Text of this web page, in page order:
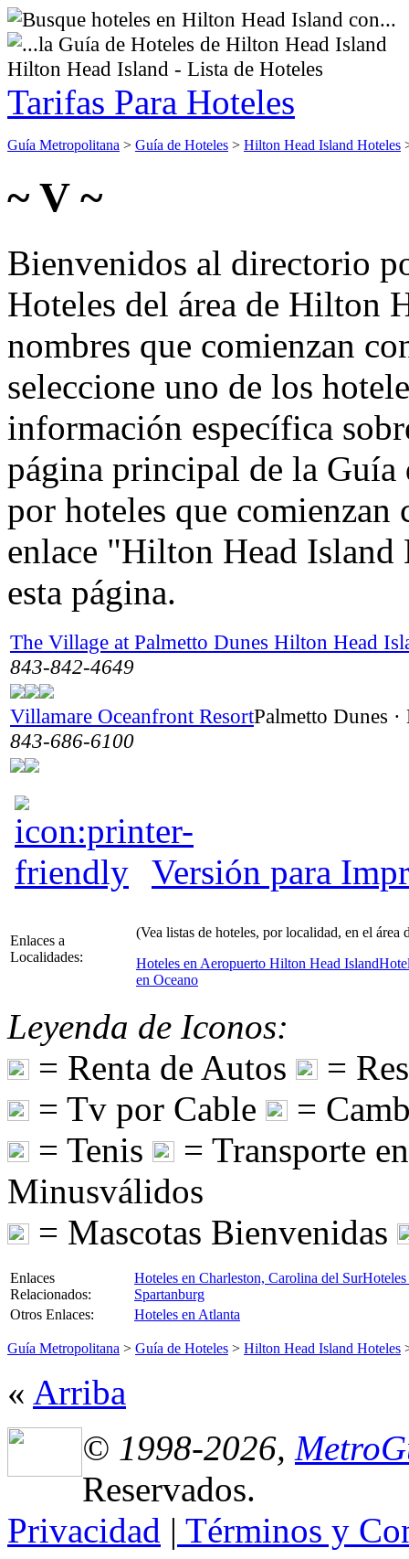
Hilton Head Island - Lista de Hoteles
Tarifas Para Hoteles
Guía Metropolitana > Guía de Hoteles > Hilton Head Island Hoteles
~ V ~
Bienvenidos al directorio
Hoteles del área de Hilton
nombres que comienzan
seleccione uno de los
información específica
página principal de la Guía
por hoteles que comienzan
enlace "Hilton Head
esta página.
The Village at Palmetto Dunes Hilton Head
843-842-4649
Villamare Oceanfront ResortPalmetto Dunes
843-686-6100
Versión para
Enlaces a
Localidades:
(Vea listas de hoteles, por localidad, en el
Hoteles en Aeropuerto Hilton Head Island
en Oceano
Leyenda de Iconos:
= Renta de Autos
=
= Tv por Cable
=
= Tenis
= Transporte
Minusválidos
= Mascotas Bienvenidas
Enlaces
Relacionados:
Hoteles en Charleston, Carolina del Sur
Spartanburg
Otros Enlaces:
Hoteles en Atlanta
Guía Metropolitana > Guía de Hoteles > Hilton Head Island Hoteles
« Arriba
© 1998-2026,
Reservados.
Privacidad | Términos y